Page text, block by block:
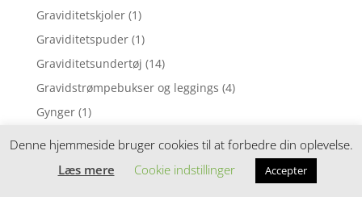
Graviditetskjoler (1)
Graviditetspuder (1)
Graviditetsundertøj (14)
Gravidstrømpebukser og leggings (4)
Gynger (1)
Hagesmække
(62)
Denne hjemmeside bruger cookies til at forbedre din oplevelse.
Læs mere
Cookie indstillinger Accepter